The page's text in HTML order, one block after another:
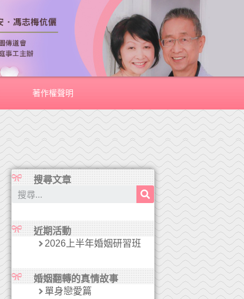
著作權聲明
搜尋文章
近期活動
2026上半年婚姻研習班
婚姻翻轉的真情故事
單身戀愛篇